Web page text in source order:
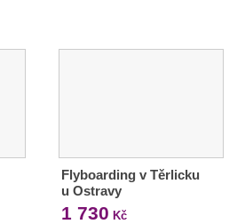
Flyboarding v Těrlicku
u Ostravy
1 730 Kč